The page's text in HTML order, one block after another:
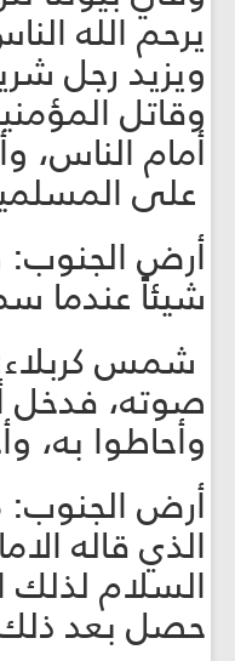
يرحم الله
ويزيد رجل
وقاتل
أمام الناس،
على
أرض الجنوب:
شيئاً عندما
شمس
صوته، فدخل
وأحاطوا به،
أرض الجنوب:
الذي قاله
السلام لذلك
حصل بعد